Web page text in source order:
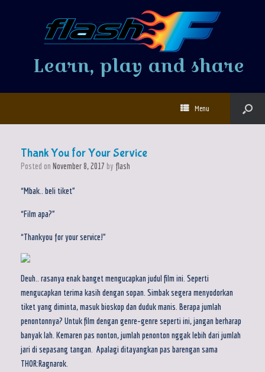
Learn, play and share
Menu
Thank You for Your Service
Posted on November 8, 2017 by flash
“Mbak.. beli tiket”
“Film apa?”
“Thankyou for your service!”
Deuh.. rasanya enak banget mengucapkan judul film ini. Seperti
mengucapkan terima kasih dengan sopan. Simbak segera menyodorkan
tiket yang diminta, masuk bioskop dan duduk manis. Berapa jumlah
penontonnya? Untuk film dengan genre-genre seperti ini, jangan berharap
banyak lah. Kemaren pas nonton, jumlah penonton nggak lebih dari jumlah
jari di sepasang tangan. Apalagi ditayangkan pas barengan sama
THOR:Ragnarok.